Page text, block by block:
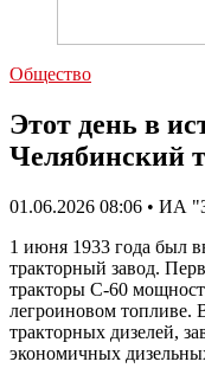
Общество
Этот день в
Челябинский
01.06.2026 08:06 • ИА
1 июня 1933 года был
тракторный завод.
тракторы С-60
легроиновом топливе.
тракторных дизелей,
экономичных